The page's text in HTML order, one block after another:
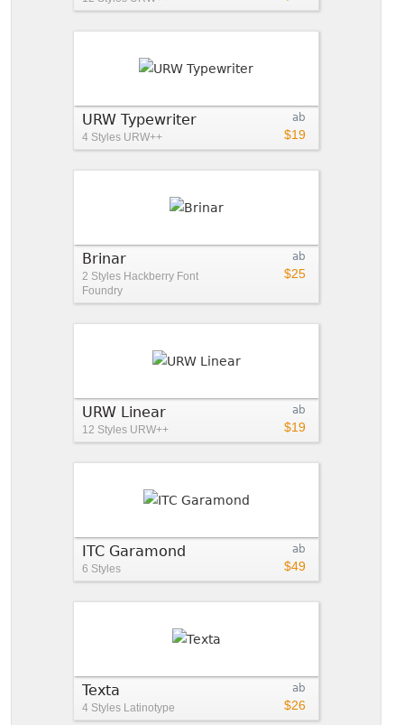
ab
$19
URW Typewriter
4 Styles URW++
ab
$25
Brinar
2 Styles Hackberry Font
Foundry
ab
$19
URW Linear
12 Styles URW++
ab
$49
ITC Garamond
6 Styles
ab
$26
Texta
4 Styles Latinotype